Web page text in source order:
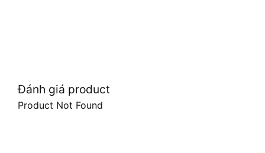
Đánh giá product
Product Not Found